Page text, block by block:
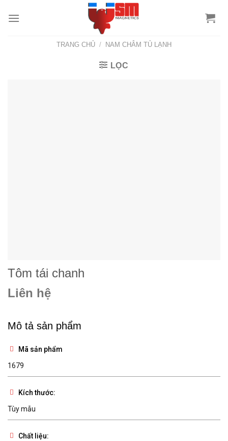
TRANG CHỦ / NAM CHÂM TỦ LẠNH
LỌC
Tôm tái chanh
Liên hệ
Mô tả sản phẩm
Mã sản phẩm
1679
Kích thước:
Tùy mẫu
Chất liệu: